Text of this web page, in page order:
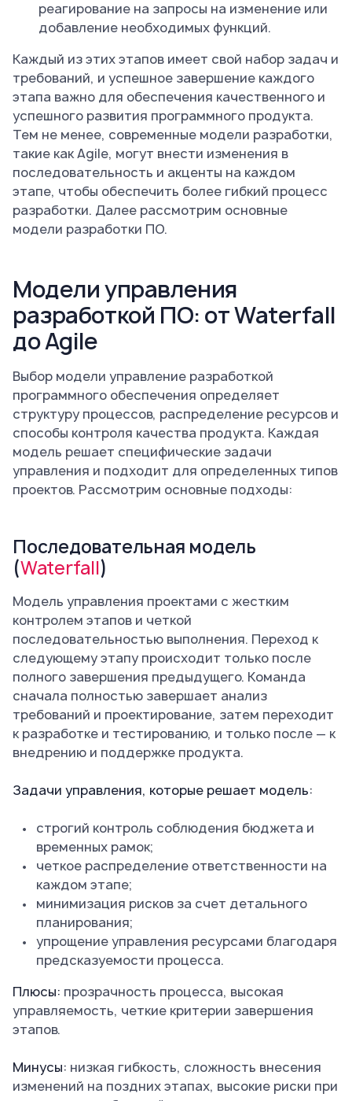
реагирование на запросы на изменение или
добавление необходимых функций.
Каждый из этих этапов имеет свой набор задач и
требований, и успешное завершение каждого
этапа важно для обеспечения качественного и
успешного развития программного продукта.
Тем не менее, современные модели разработки,
такие как Agile, могут внести изменения в
последовательность и акценты на каждом
этапе, чтобы обеспечить более гибкий процесс
разработки. Далее рассмотрим основные
модели разработки ПО.
Модели управления
разработкой ПО: от Waterfall
до Agile
Выбор модели управление разработкой
программного обеспечения определяет
структуру процессов, распределение ресурсов и
способы контроля качества продукта. Каждая
модель решает специфические задачи
управления и подходит для определенных типов
проектов. Рассмотрим основные подходы:
Последовательная модель
(Waterfall)
Модель управления проектами с жестким
контролем этапов и четкой
последовательностью выполнения. Переход к
следующему этапу происходит только после
полного завершения предыдущего. Команда
сначала полностью завершает анализ
требований и проектирование, затем переходит
к разработке и тестированию, и только после — к
внедрению и поддержке продукта.
Задачи управления, которые решает модель:
строгий контроль соблюдения бюджета и
временных рамок;
четкое распределение ответственности на
каждом этапе;
минимизация рисков за счет детального
планирования;
упрощение управления ресурсами благодаря
предсказуемости процесса.
Плюсы: прозрачность процесса, высокая
управляемость, четкие критерии завершения
этапов.
Минусы: низкая гибкость, сложность внесения
изменений на поздних этапах, высокие риски при